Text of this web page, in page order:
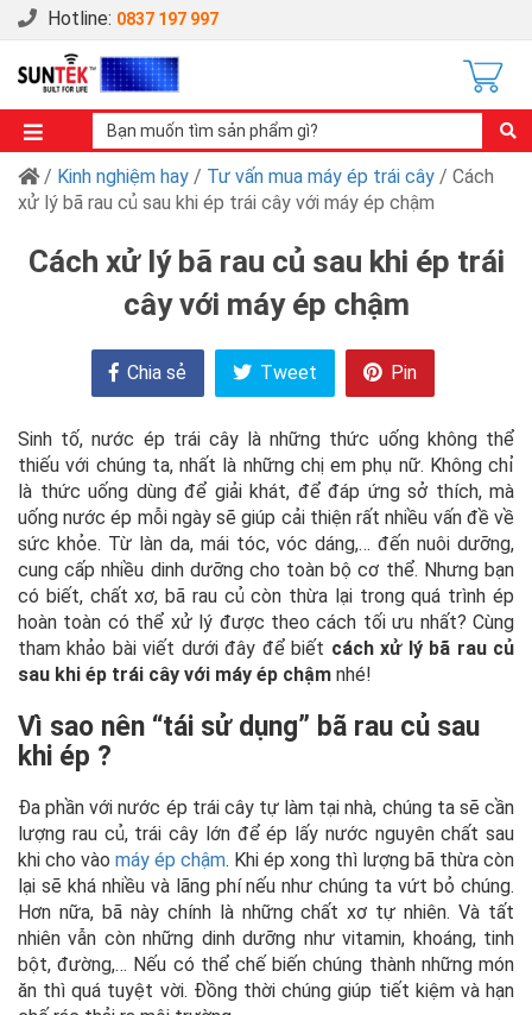
Hotline: 0837 197 997
/ Kinh nghiệm hay / Tư vấn mua máy ép trái cây / Cách
xử lý bã rau củ sau khi ép trái cây với máy ép chậm
Cách xử lý bã rau củ sau khi ép trái
cây với máy ép chậm
Chia sẻ Tweet Pin
Sinh tố, nước ép trái cây là những thức uống không thể
thiếu với chúng ta, nhất là những chị em phụ nữ. Không chỉ
là thức uống dùng để giải khát, để đáp ứng sở thích, mà
uống nước ép mỗi ngày sẽ giúp cải thiện rất nhiều vấn đề về
sức khỏe. Từ làn da, mái tóc, vóc dáng,… đến nuôi dưỡng,
cung cấp nhiều dinh dưỡng cho toàn bộ cơ thể. Nhưng bạn
có biết, chất xơ, bã rau củ còn thừa lại trong quá trình ép
hoàn toàn có thể xử lý được theo cách tối ưu nhất? Cùng
tham khảo bài viết dưới đây để biết cách xử lý bã rau củ
sau khi ép trái cây với máy ép chậm nhé!
Vì sao nên “tái sử dụng” bã rau củ sau
khi ép ?
Đa phần với nước ép trái cây tự làm tại nhà, chúng ta sẽ cần
lượng rau củ, trái cây lớn để ép lấy nước nguyên chất sau
khi cho vào máy ép chậm. Khi ép xong thì lượng bã thừa còn
lại sẽ khá nhiều và lãng phí nếu như chúng ta vứt bỏ chúng.
Hơn nữa, bã này chính là những chất xơ tự nhiên. Và tất
nhiên vẫn còn những dinh dưỡng như vitamin, khoáng, tinh
bột, đường,… Nếu có thể chế biến chúng thành những món
ăn thì quá tuyệt vời. Đồng thời chúng giúp tiết kiệm và hạn